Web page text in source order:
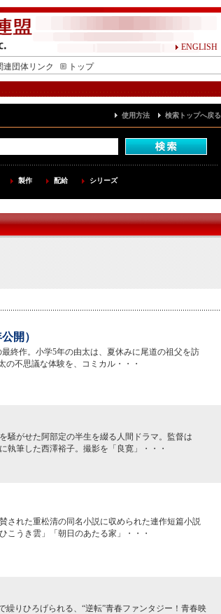
ENGLISH
連団体リンク トップ
使用方法 検索トップへ戻る
製作 配給 シリーズ
開）
終作。小学5年の由太は、夏休みに尾道の祖父を訪
の不思議な体験を、コミカル・・・
騒がせた阿部定の半生を綴る人間ドラマ。監督は
執筆した西澤裕子。撮影を「良寛」・・・
された重松清の同名小説に収められた連作短篇小説
こうき雲」「朝日のあたる家」・・・
りひろげられる、“逆転”青春ファンタジー！青春映